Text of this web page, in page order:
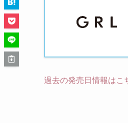
過去の発売日情報はこ